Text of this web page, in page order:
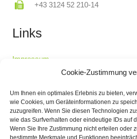
Cookie-Zustimmung
Um Ihnen ein optimales Erlebnis zu bieten,
wie Cookies, um Geräteinformationen zu
zuzugreifen. Wenn Sie diesen Technologien
wie das Surfverhalten oder eindeutige IDs auf
Wenn Sie Ihre Zustimmung nicht erteilen oder
bestimmte Merkmale und Funktionen
+43 3124 52 210-14
Links
Impressum
Datenschutzerklärung
Bereitschaftsdienst
Öffnungszeiten